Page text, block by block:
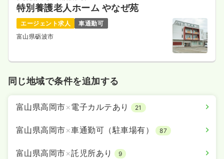
特別養護老人ホーム やなぜ苑
エージェント求人
車通勤可
富山県砺波市
同じ地域で条件を追加する
富山県高岡市×電子カルテあり 21
富山県高岡市×車通勤可（駐車場有） 87
富山県高岡市×託児所あり 9